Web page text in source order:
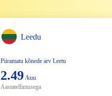
Leedu
Piiramatu kõnede arv Leetu
2.49 /kuu
Aastatellimusega